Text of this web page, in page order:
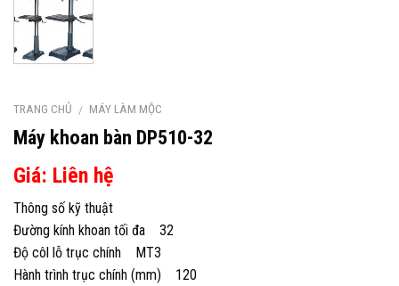
TRANG CHỦ / MÁY LÀM MỘC
Máy khoan bàn DP510-32
Giá: Liên hệ
Thông số kỹ thuật
Đường kính khoan tối đa 32
Độ côl lỗ trục chính MT3
Hành trình trục chính (mm) 120